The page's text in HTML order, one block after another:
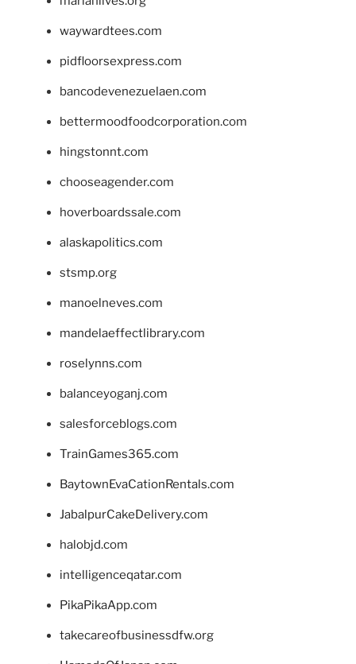
waywardtees.com
pidfloorsexpress.com
bancodevenezuelaen.com
bettermoodfoodcorporation.com
hingstonnt.com
chooseagender.com
hoverboardssale.com
alaskapolitics.com
stsmp.org
manoelneves.com
mandelaeffectlibrary.com
roselynns.com
balanceyoganj.com
salesforceblogs.com
TrainGames365.com
BaytownEvaCationRentals.com
JabalpurCakeDelivery.com
halobjd.com
intelligenceqatar.com
PikaPikaApp.com
takecareofbusinessdfw.org